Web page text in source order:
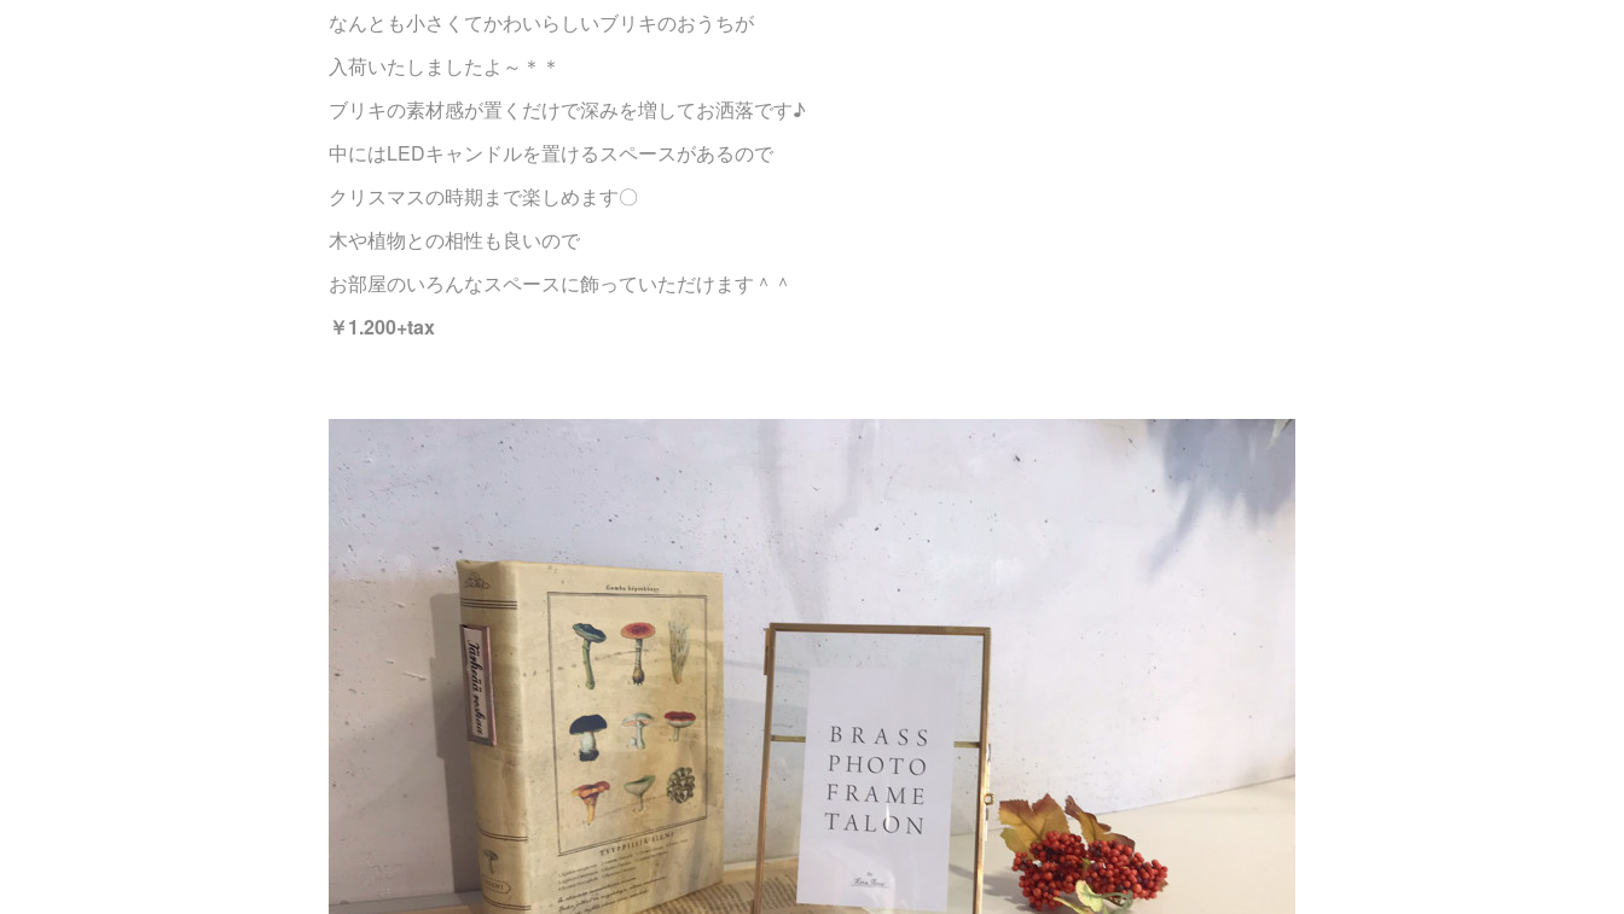
なんとも小さくてかわいらしいブリキのおうちが
入荷いたしましたよ～＊＊
ブリキの素材感が置くだけで深みを増してお洒落です♪
中にはLEDキャンドルを置けるスペースがあるので
クリスマスの時期まで楽しめます〇
木や植物との相性も良いので
お部屋のいろんなスペースに飾っていただけます＾＾
￥1.200+tax